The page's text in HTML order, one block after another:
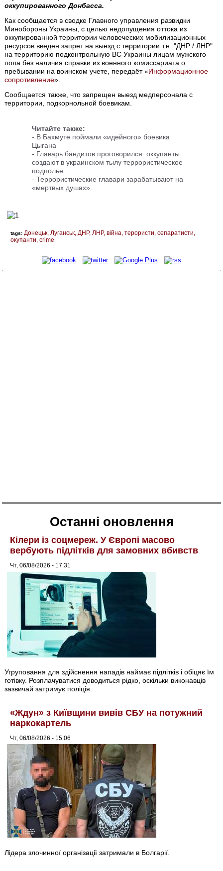
оккупированного Донбасса.
Как сообщается в сводке Главного управления развидки
Минобороны Украины, с целью недопущения оттока из
оккупированной территории человеческих мобилизационных
ресурсов введен запрет на выезд с территории т.н. "ДНР / ЛНР"
на территорию подконтрольную ВС Украины лицам мужского
пола без наличия справки из военного комиссариата о
пребывании на воинском учете, передаёт «Информационное
сопротивление».
Сообщается также, что запрещен выезд медперсонала с
территории, подкорнольной боевикам.
Читайте также:
- В Бахмуте поймали «идейного» боевика
Цыгана
- Главарь бандитов проговорился: оккупанты
создают в украинском тылу террористическое
подполье
-Террористические главари зарабатывают на
«мертвых душах»
tags: Донецьк Луганськ ДНР ЛНР війна терористи сепаратисти
окупанти crime
Останні оновлення
Кілери із соцмереж. У Європі масово
вербують підлітків для замовних вбивств
Чт, 06/08/2026 - 17:31
Угруповання для здійснення нападів наймає підлітків і обіцяє їм
готівку. Розплачуватися доводиться рідко, оскільки виконавців
зазвичай затримує поліція.
«Ждун» з Київщини вивів СБУ на потужний
наркокартель
Чт, 06/08/2026 - 15:06
Лідера злочинної організації затримали в Болгарії.